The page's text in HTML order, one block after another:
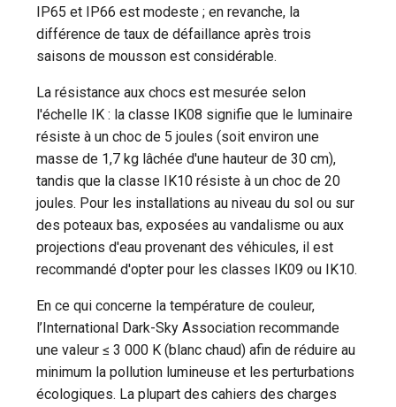
IP65 et IP66 est modeste ; en revanche, la
différence de taux de défaillance après trois
saisons de mousson est considérable.
La résistance aux chocs est mesurée selon
l'échelle IK : la classe IK08 signifie que le luminaire
résiste à un choc de 5 joules (soit environ une
masse de 1,7 kg lâchée d'une hauteur de 30 cm),
tandis que la classe IK10 résiste à un choc de 20
joules. Pour les installations au niveau du sol ou sur
des poteaux bas, exposées au vandalisme ou aux
projections d'eau provenant des véhicules, il est
recommandé d'opter pour les classes IK09 ou IK10.
En ce qui concerne la température de couleur,
l’International Dark-Sky Association recommande
une valeur ≤ 3 000 K (blanc chaud) afin de réduire au
minimum la pollution lumineuse et les perturbations
écologiques. La plupart des cahiers des charges